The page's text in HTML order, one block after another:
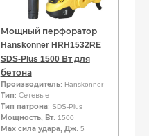
Мощный перфоратор
Hanskonner HRH1532RE
SDS-Plus 1500 Вт для
бетона
Производитель: Hanskonner
Тип: Сетевые
Тип патрона: SDS-Plus
Мощность, Вт: 1500
Мах сила удара, Дж: 5